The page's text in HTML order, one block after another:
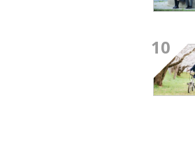
10